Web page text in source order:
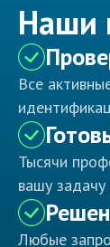
Наши
Все
Тысячи
вашу
Любые